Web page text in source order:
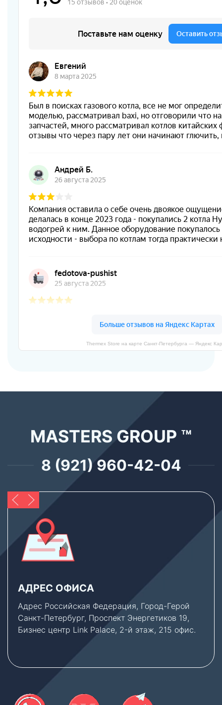
Thermex Store на карте Санкт‑Петербурга — Яндекс
MASTERS GROUP ™
8 (921) 960-42-04
АДРЕС ОФИСА
Адрес Российская Федерация, Город-Герой
Санкт-Петербург, Проспект Энергетиков 19,
Бизнес центр Link Palace, 2-й этаж, 215 офис.